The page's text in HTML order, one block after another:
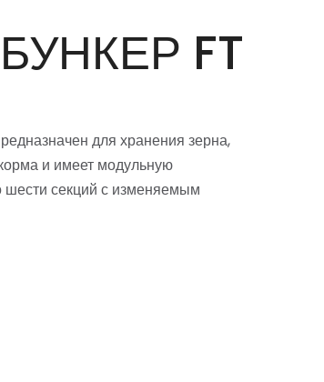
FT
для хранения зерна,
и имеет модульную
шести секций с изменяемым